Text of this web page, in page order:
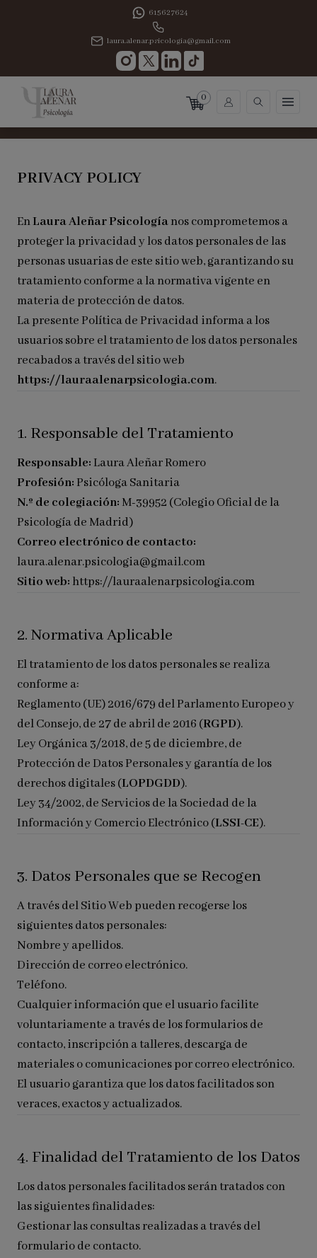
615627624
laura.alenar.psicologia@gmail.com
0
PRIVACY POLICY
EnLaura Aleñar Psicologíanos comprometemos a
proteger la privacidad y los datos personales de las
personas usuarias de este sitio web, garantizando su
tratamiento conforme a la normativa vigente en
materia de protección de datos.
La presente Política de Privacidad informa a los
usuarios sobre el tratamiento de los datos personales
recabados a través del sitio web
https://lauraalenarpsicologia.com.
1. Responsable del Tratamiento
Responsable:Laura Aleñar Romero
Profesión:Psicóloga Sanitaria
N.º de colegiación: M-39952 (Colegio Oficial de la
Psicología de Madrid)
Correo electrónico de contacto:
laura.alenar.psicologia@gmail.com
Sitio web: https://lauraalenarpsicologia.com
2. Normativa Aplicable
El tratamiento de los datos personales se realiza
conforme a:
Reglamento (UE) 2016/679 del Parlamento Europeo y
del Consejo, de 27 de abril de 2016 (RGPD).
Ley Orgánica 3/2018, de 5 de diciembre, de
Protección de Datos Personales y garantía de los
derechos digitales (LOPDGDD).
Ley 34/2002, de Servicios de la Sociedad de la
Información y Comercio Electrónico (LSSI-CE).
3. Datos Personales que se Recogen
A través del Sitio Web pueden recogerse los
siguientes datos personales:
Nombre y apellidos.
Dirección de correo electrónico.
Teléfono.
Cualquier información que el usuario facilite
voluntariamente a través de los formularios de
contacto, inscripción a talleres, descarga de
materiales o comunicaciones por correo electrónico.
El usuario garantiza que los datos facilitados son
veraces, exactos y actualizados.
4. Finalidad del Tratamiento de los Datos
Los datos personales facilitados serán tratados con
las siguientes finalidades:
Gestionar las consultas realizadas a través del
formulario de contacto.